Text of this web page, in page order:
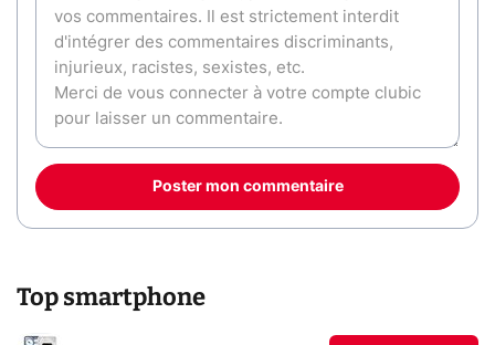
Poster mon commentaire
Top smartphone